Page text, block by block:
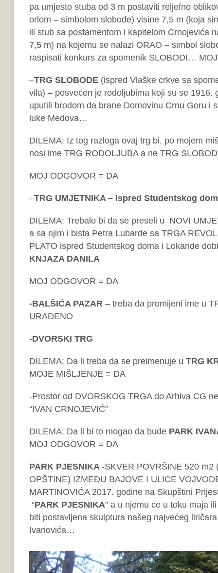
pa umjesto stuba od 3 m postaviti reljefno
orlom – simbolom slobode) visine 7,5 m (koja
ili stub sa postamentom i kapitelom Crnojevića
7,5 m) na kojemu se nalazi ORAO – simbol
raspisati konkurs za spomenik SLOBODI…
–TRG SLOBODE(ispred Vlaške crkve sa
vila) – posvećen je rodoljubima koji su se 1916.
uputili brodom da brane Domovinu Crnu Goru i
luke Medova…
DILEMA: Iz tog razloga ovaj trg bi, po mojem
nosi ime TRG RODOLJUBA a ne TRG
MOJ ODGOVOR = DA
–TRG UMJETNIKA – Ispred Studentskog
DILEMA: Trebalo bi da se preseli u NOVI
a sa njim i bista Petra Lubarde sa TRGA
PLATO ispred Studentskog doma i Lokande
KNJAZA DANILA
MOJ ODGOVOR = DA
-BALŠIĆA PAZAR – treba da promijeni ime u
URAĐENO
-DVORSKI TRG
DILEMA: Da li treba da se preimenuje u TRG
MOJE MIŠLJENJE = DA
-Prostor od DVORSKOG TRGA do Arhiva CG
“IVAN CRNOJEVIĆ”
DILEMA: Da li bi to mogao da bude PARK
MOJ ODGOVOR = DA
PARK PJESNIKA -SKVER POVRŠINE 520 m2
OPŠTINE) IZMEĐU BAJOVE I ULICE
MARTINOVIĆA 2017. godine na Skupštini
“PARK PJESNIKA” a u njemu će u toku maja
biti postavljena skulptura našeg najvećeg
Ivanovića…